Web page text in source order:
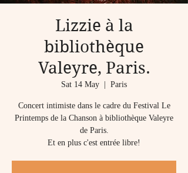
Lizzie à la
bibliothèque
Valeyre, Paris.
Sat 14 May Paris
Concert intimiste dans le cadre du Festival Le
Printemps de la Chanson à bibliothèque Valeyre
de Paris.
Et en plus c'est entrée libre!